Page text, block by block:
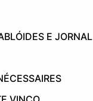
E JORNAL